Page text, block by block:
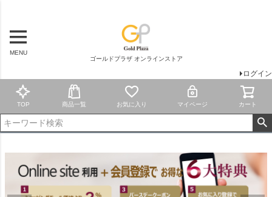
MENU
ゴールドプラザ オンラインストア
ログイン
TOP 商品一覧 お気に入り マイページ カート